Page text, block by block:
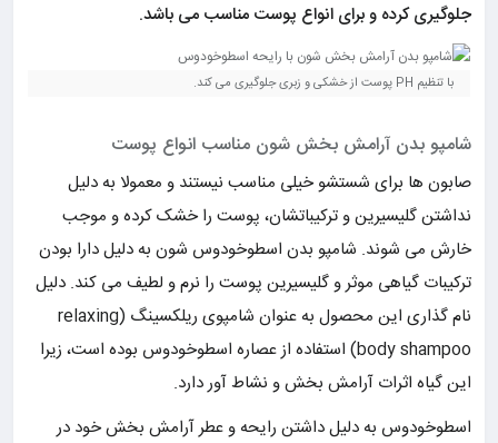
جلوگیری کرده و برای انواع پوست مناسب می باشد.
با تنظیم PH پوست از خشکی و زبری جلوگیری می کند.
شامپو بدن آرامش بخش شون مناسب انواع پوست
صابون ها برای شستشو خیلی مناسب نیستند و معمولا به دلیل
نداشتن گلیسیرین و ترکیباتشان، پوست را خشک کرده و موجب
خارش می شوند. شامپو بدن اسطوخودوس شون به دلیل دارا بودن
ترکیبات گیاهی موثر و گلیسیرین پوست را نرم و لطیف می کند. دلیل
نام گذاری این محصول به عنوان شامپوی ریلکسینگ (relaxing
body shampoo) استفاده از عصاره اسطوخودوس بوده است، زیرا
این گیاه اثرات آرامش بخش و نشاط آور دارد.
اسطوخودوس به دلیل داشتن رایحه و عطر آرامش بخش خود در